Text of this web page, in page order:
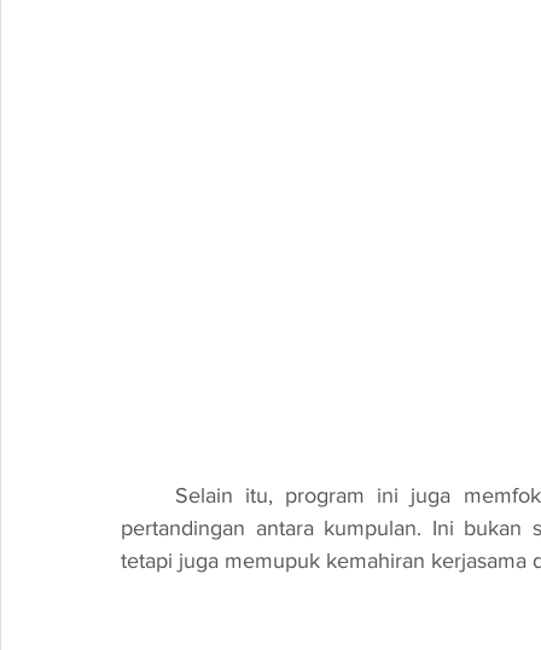
pertandingan antara kumpulan. Ini bukan
tetapi juga memupuk kemahiran kerjasama